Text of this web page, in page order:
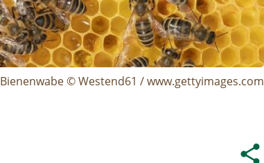
Bienenwabe © Westend61 / www.gettyimages.com